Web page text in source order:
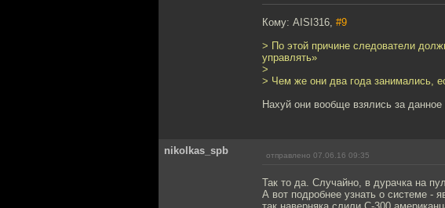
Кому: AISI316, #9
> По этой причине следователи
управлять»
>
> Чем же они два года занимались,
Нахуй они вообще взялись за
nikolkas_spb отправлено 07.06.16 09:35
Так то да. Случайно, в дурачка на
А вот подробнее узнать о системе -